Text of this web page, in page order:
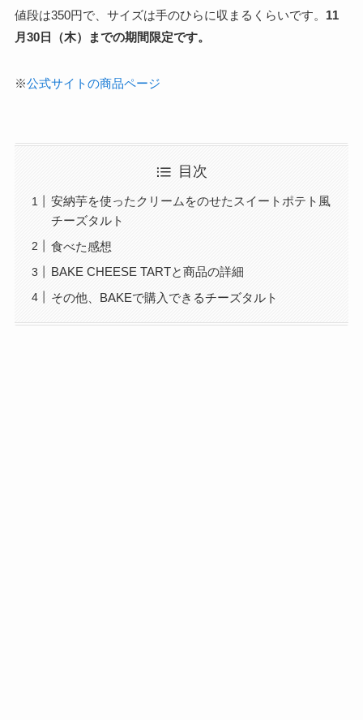
値段は350円で、サイズは手のひらに収まるくらいです。 11
月30日（木）までの期間限定です。
※公式サイトの商品ページ
目次
安納芋を使ったクリームをのせたスイートポテト風
チーズタルト
食べた感想
BAKE CHEESE TARTと商品の詳細
その他、BAKEで購入できるチーズタルト